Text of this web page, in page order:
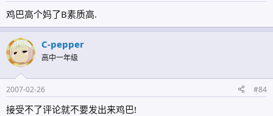
鸡巴高个妈了B素质高.
C-pepper
高中一年级
2007-02-26 #84
接受不了评论就不要发出来鸡巴!